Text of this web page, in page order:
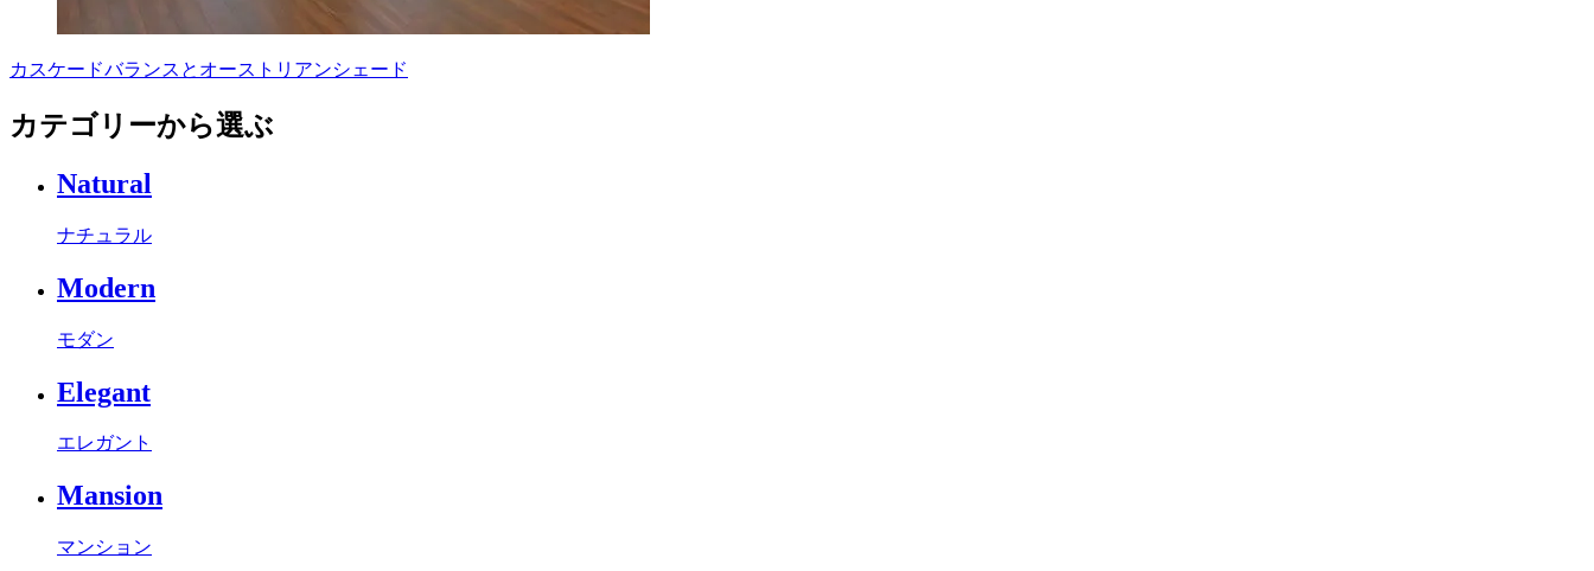
カスケードバランスとオーストリアンシェード
カテゴリーから選ぶ
Natural
ナチュラル
Modern
モダン
Elegant
エレガント
Mansion
マンション